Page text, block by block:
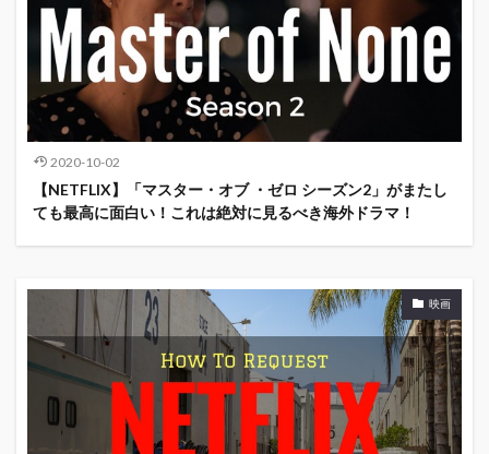
2020-10-02
【NETFLIX】「マスター・オブ ・ゼロ シーズン2」がまたし
ても最高に面白い！これは絶対に見るべき海外ドラマ！
映画